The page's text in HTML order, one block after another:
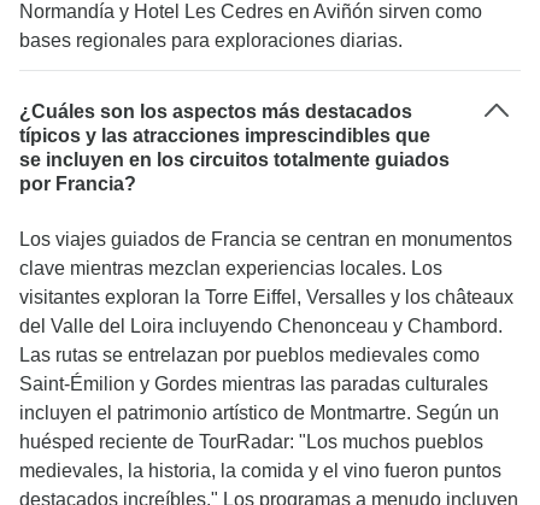
Normandía y Hotel Les Cedres en Aviñón sirven como
bases regionales para exploraciones diarias.
¿Cuáles son los aspectos más destacados
típicos y las atracciones imprescindibles que
se incluyen en los circuitos totalmente guiados
por Francia?
Los viajes guiados de Francia se centran en monumentos
clave mientras mezclan experiencias locales. Los
visitantes exploran la Torre Eiffel, Versalles y los châteaux
del Valle del Loira incluyendo Chenonceau y Chambord.
Las rutas se entrelazan por pueblos medievales como
Saint-Émilion y Gordes mientras las paradas culturales
incluyen el patrimonio artístico de Montmartre. Según un
huésped reciente de TourRadar: "Los muchos pueblos
medievales, la historia, la comida y el vino fueron puntos
destacados increíbles." Los programas a menudo incluyen